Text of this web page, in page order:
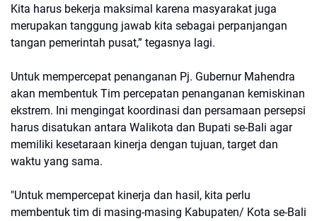
Kita harus bekerja maksimal karena masyarakat juga
merupakan tanggung jawab kita sebagai perpanjangan
tangan pemerintah pusat,” tegasnya lagi.
Untuk mempercepat penanganan Pj. Gubernur Mahendra
akan membentuk Tim percepatan penanganan kemiskinan
ekstrem. Ini mengingat koordinasi dan persamaan persepsi
harus disatukan antara Walikota dan Bupati se-Bali agar
memiliki kesetaraan kinerja dengan tujuan, target dan
waktu yang sama.
"Untuk mempercepat kinerja dan hasil, kita perlu
membentuk tim di masing-masing Kabupaten/ Kota se-Bali